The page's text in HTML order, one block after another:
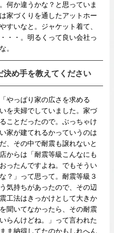
何か違うかな？と思っていま
家づくりを通したアットホー
すいなと。ジャケット着て、
・・。明るくって良い会社っ
。
決め手を教えてください
やっぱり家の広さを求める
を夫婦でしていました。家づ
ことだったので。ぶっちゃけ
家が建てれるかっていうのは
、その中で耐震も譲れないと
からは「耐震等級こんなにも
ったんですよね。でもそうい
？」って思って。耐震等級３
気持ちがあったので、その辺
工法はきっかけとして大きか
聞いてなかったら、その耐震
らんけどね。」って言われた
ま納得してたのかもしれへん